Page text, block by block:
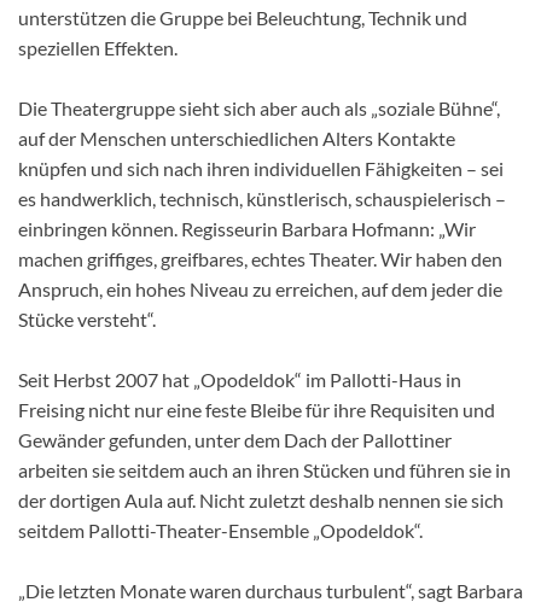
unterstützen die Gruppe bei Beleuchtung, Technik und
speziellen Effekten.
Die Theatergruppe sieht sich aber auch als „soziale Bühne“,
auf der Menschen unterschiedlichen Alters Kontakte
knüpfen und sich nach ihren individuellen Fähigkeiten – sei
es handwerklich, technisch, künstlerisch, schauspielerisch –
einbringen können. Regisseurin Barbara Hofmann: „Wir
machen griffiges, greifbares, echtes Theater. Wir haben den
Anspruch, ein hohes Niveau zu erreichen, auf dem jeder die
Stücke versteht“.
Seit Herbst 2007 hat „Opodeldok“ im Pallotti-Haus in
Freising nicht nur eine feste Bleibe für ihre Requisiten und
Gewänder gefunden, unter dem Dach der Pallottiner
arbeiten sie seitdem auch an ihren Stücken und führen sie in
der dortigen Aula auf. Nicht zuletzt deshalb nennen sie sich
seitdem Pallotti-Theater-Ensemble „Opodeldok“.
„Die letzten Monate waren durchaus turbulent“, sagt Barbara